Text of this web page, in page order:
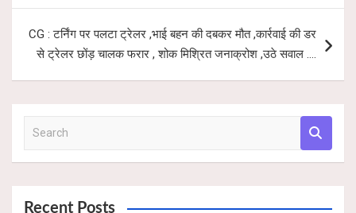
CG : टर्निंग पर पलटा ट्रेलर ,भाई बहन की दबकर मौत ,कार्रवाई की डर
से ट्रेलर छोंड़ चालक फरार , शोक मिश्रित जनाक्रोश ,उठे सवाल ….
a
cRecent Posts